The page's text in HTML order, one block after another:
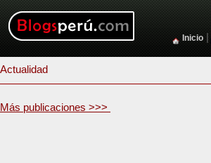
Inicio
Actualidad
Más publicaciones >>>